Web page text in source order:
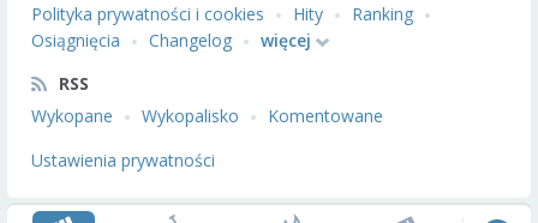
Polityka prywatności i cookies
Hity
Ranking
Osiągnięcia
Changelog
więcej
RSS
Wykopane
Wykopalisko
Komentowane
Ustawienia prywatności